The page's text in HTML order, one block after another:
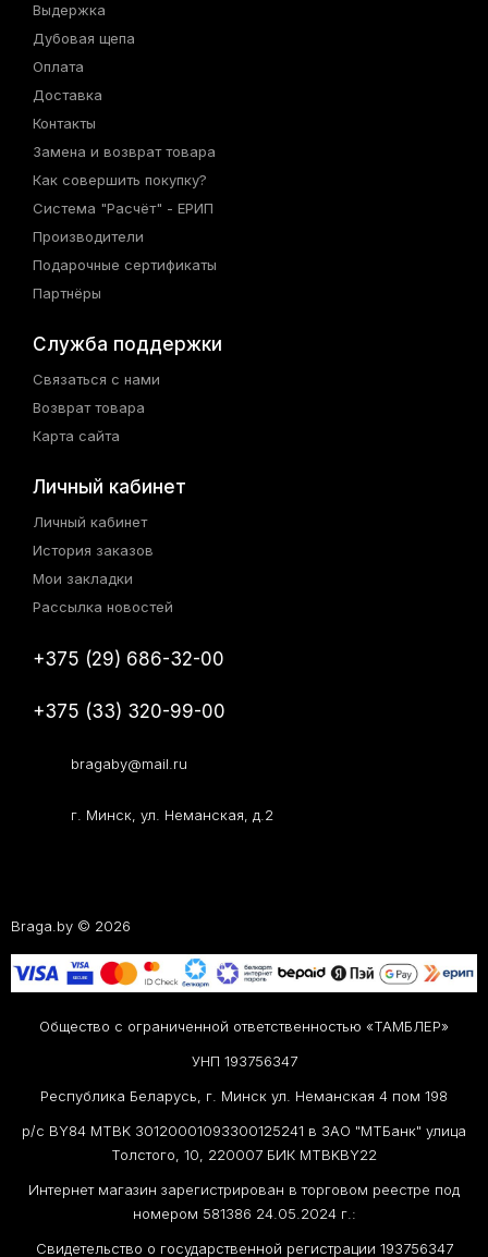
Выдержка
Дубовая щепа
Оплата
Доставка
Контакты
Замена и возврат товара
Как совершить покупку?
Система "Расчёт" - ЕРИП
Производители
Подарочные сертификаты
Партнёры
Служба поддержки
Связаться с нами
Возврат товара
Карта сайта
Личный кабинет
Личный кабинет
История заказов
Мои закладки
Рассылка новостей
+375 (29) 686-32-00
+375 (33) 320-99-00
bragaby@mail.ru
г. Минск, ул. Неманская, д.2
Braga.by © 2026
Общество с ограниченной ответственностью «ТАМБЛЕР»
УНП 193756347
Республика Беларусь, г. Минск ул. Неманская 4 пом 198
р/с BY84 MTBK 30120001093300125241 в ЗАО "МТБанк" улица
Толстого, 10, 220007 БИК MTBKBY22
Интернет магазин зарегистрирован в торговом реестре под
номером 581386 24.05.2024 г.:
Свидетельство о государственной регистрации 193756347